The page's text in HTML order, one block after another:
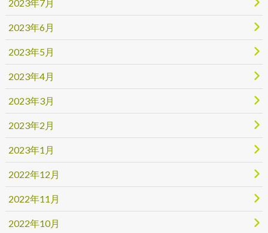
2023年7月
2023年6月
2023年5月
2023年4月
2023年3月
2023年2月
2023年1月
2022年12月
2022年11月
2022年10月